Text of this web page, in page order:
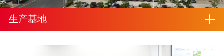
生产基地